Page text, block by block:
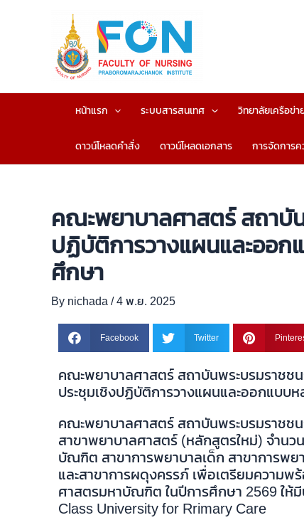
หน้าแรก ระบบสารสนเทศ วิทยาลัยเครือข่า
ดาวน์โหลดคำสั่ง ดาวน์โหลดเอกสาร การจัดการค
คณะพยาบาลศาสตร์ สถาบั
ปฏิบัติการวางแผนและออ
ศึกษา
By nichada/4 พ.ย. 2025
Facebook Twitter
คณะพยาบาลศาสตร์ สถาบันพระบรมราชช
ประชุมเชิงปฏิบัติการวางแผนและออกแบ
คณะพยาบาลศาสตร์ สถาบันพระบรมราช
สาขาพยาบาลศาสตร์ (หลักสูตรใหม่) จำน
บัณฑิต สาขาการพยาบาลเด็ก สาขาการพย
และสาขาการผดุงครรภ์ เพื่อเตรียมความ
ศาสตรมหาบัณฑิต ในปีการศึกษา 2569 ใ
Class University for Rrimary Care